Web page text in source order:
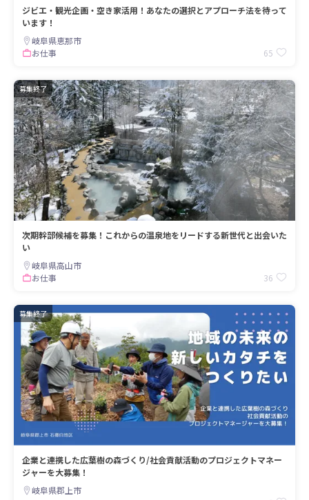
ジビエ・観光企画・空き家活用！あなたの選択とアプローチ法を待って
います！
岐阜県恵那市
お仕事
65
募集終了
次期幹部候補を募集！これからの温泉地をリードする新世代と出会いた
い
岐阜県高山市
お仕事
36
募集終了
企業と連携した広葉樹の森づくり/社会貢献活動のプロジェクトマネー
ジャーを大募集！
岐阜県郡上市